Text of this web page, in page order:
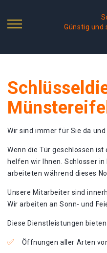
Günstig und
Wir sind immer für Sie da
Wenn die Tür geschlossen
helfen wir Ihnen. Schlosser
arbeiteten während dieses
Unsere Mitarbeiter sind
Wir arbeiten an Sonn- und
Diese Dienstleistungen
Öffnungen aller Arten